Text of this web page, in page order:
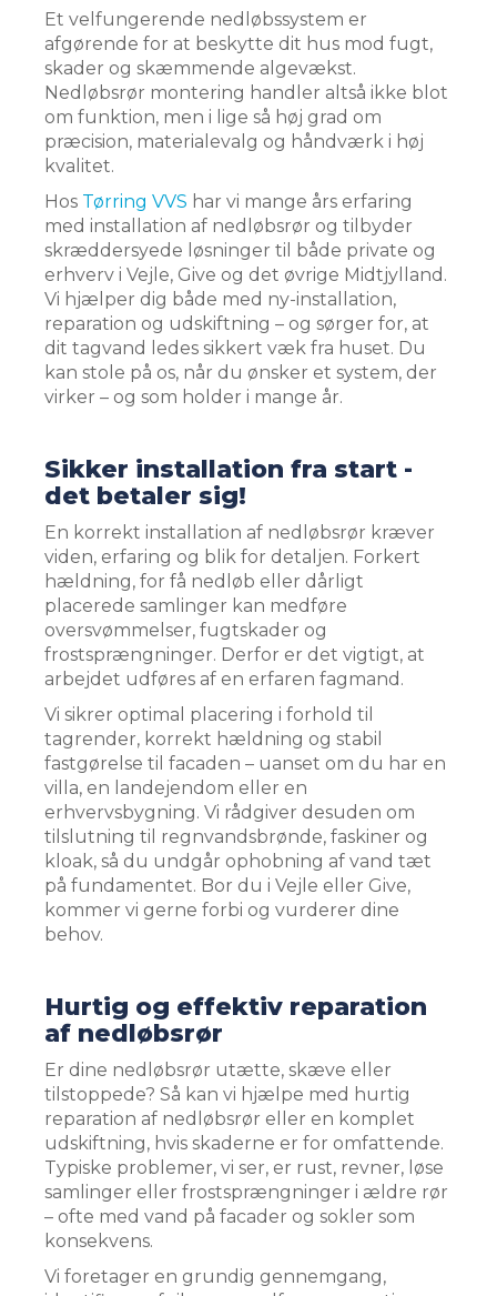
Et velfungerende nedløbssystem er
afgørende for at beskytte dit hus mod fugt,
skader og skæmmende algevækst.
Nedløbsrør montering handler altså ikke blot
om funktion, men i lige så høj grad om
præcision, materialevalg og håndværk i høj
kvalitet.
Hos Tørring VVS har vi mange års erfaring
med installation af nedløbsrør og tilbyder
skræddersyede løsninger til både private og
erhverv i Vejle, Give og det øvrige Midtjylland.
Vi hjælper dig både med ny-installation,
reparation og udskiftning – og sørger for, at
dit tagvand ledes sikkert væk fra huset. Du
kan stole på os, når du ønsker et system, der
virker – og som holder i mange år.
Sikker installation fra start -
det betaler sig!
En korrekt installation af nedløbsrør kræver
viden, erfaring og blik for detaljen. Forkert
hældning, for få nedløb eller dårligt
placerede samlinger kan medføre
oversvømmelser, fugtskader og
frostsprængninger. Derfor er det vigtigt, at
arbejdet udføres af en erfaren fagmand.
Vi sikrer optimal placering i forhold til
tagrender, korrekt hældning og stabil
fastgørelse til facaden – uanset om du har en
villa, en landejendom eller en
erhvervsbygning. Vi rådgiver desuden om
tilslutning til regnvandsbrønde, faskiner og
kloak, så du undgår ophobning af vand tæt
på fundamentet. Bor du i Vejle eller Give,
kommer vi gerne forbi og vurderer dine
behov.
Hurtig og effektiv reparation
af nedløbsrør
Er dine nedløbsrør utætte, skæve eller
tilstoppede? Så kan vi hjælpe med hurtig
reparation af nedløbsrør eller en komplet
udskiftning, hvis skaderne er for omfattende.
Typiske problemer, vi ser, er rust, revner, løse
samlinger eller frostsprængninger i ældre rør
– ofte med vand på facader og sokler som
konsekvens.
Vi foretager en grundig gennemgang,